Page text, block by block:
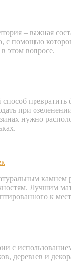
– важная
помощью
этом вопросе.
при
нужно
камнем
Лучшим
к
с
деревьев и